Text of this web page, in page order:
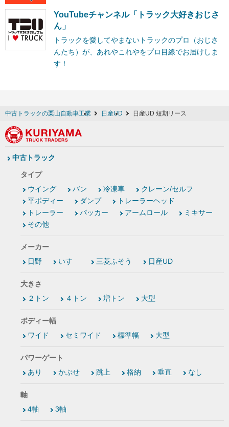
YouTubeチャンネル「トラック大好きおじさ
ん」
トラックを愛してやまないトラックのプロ（おじさ
んたち）が、あれやこれやをプロ目線でお届けしま
す！
中古トラックの栗山自動車工業 日産UD 日産UD 短期リース
中古トラック
タイプ
ウイング
バン 冷凍車
クレーン/セルフ
平ボディー
ダンプ
トレーラーヘッド
トレーラー
パッカー アームロール
ミキサー
その他
メーカー
日野
いすゞ 三菱ふそう 日産UD
大きさ
２トン
４トン 増トン 大型
ボディー幅
ワイド
セミワイド 標準幅 大型
パワーゲート
あり
かぶせ 跳上 格納 垂直 なし
軸
4軸
3軸